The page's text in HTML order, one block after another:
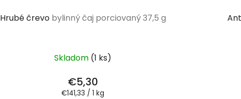
Hrubé črevo bylinný čaj porciovaný 37,5 g
Skladom (1 ks)
€5,30
Jednotková
€141,33 / 1 kg